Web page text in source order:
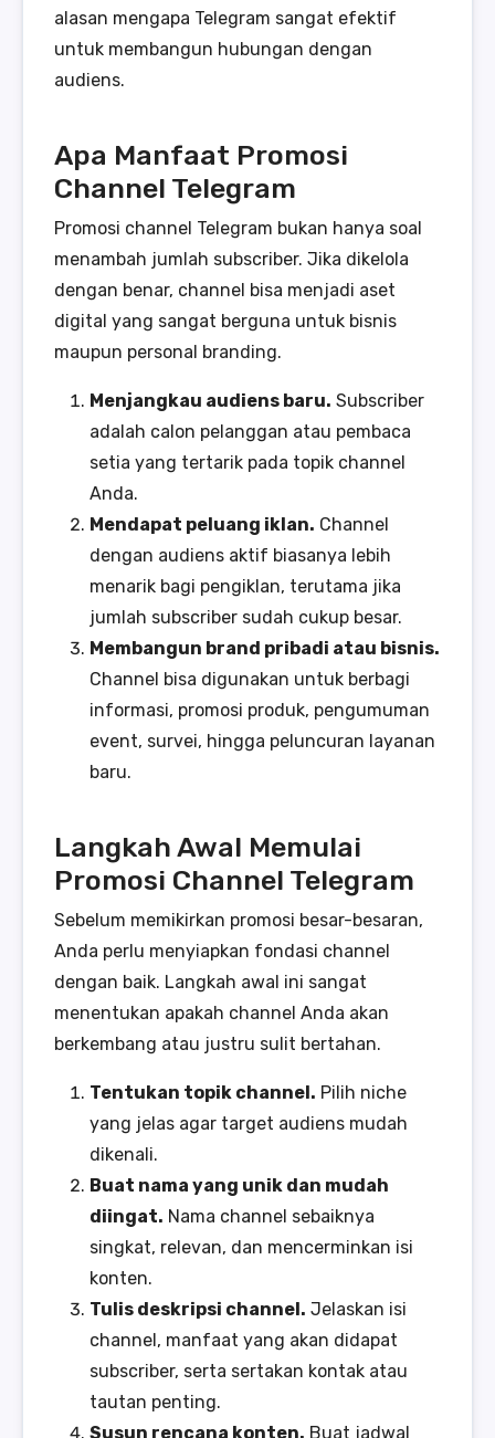
alasan mengapa Telegram sangat efektif
untuk membangun hubungan dengan
audiens.
Apa Manfaat Promosi
Channel Telegram
Promosi channel Telegram bukan hanya soal
menambah jumlah subscriber. Jika dikelola
dengan benar, channel bisa menjadi aset
digital yang sangat berguna untuk bisnis
maupun personal branding.
Menjangkau audiens baru. Subscriber
adalah calon pelanggan atau pembaca
setia yang tertarik pada topik channel
Anda.
Mendapat peluang iklan. Channel
dengan audiens aktif biasanya lebih
menarik bagi pengiklan, terutama jika
jumlah subscriber sudah cukup besar.
Membangun brand pribadi atau bisnis.
Channel bisa digunakan untuk berbagi
informasi, promosi produk, pengumuman
event, survei, hingga peluncuran layanan
baru.
Langkah Awal Memulai
Promosi Channel Telegram
Sebelum memikirkan promosi besar-besaran,
Anda perlu menyiapkan fondasi channel
dengan baik. Langkah awal ini sangat
menentukan apakah channel Anda akan
berkembang atau justru sulit bertahan.
Tentukan topik channel. Pilih niche
yang jelas agar target audiens mudah
dikenali.
Buat nama yang unik dan mudah
diingat. Nama channel sebaiknya
singkat, relevan, dan mencerminkan isi
konten.
Tulis deskripsi channel. Jelaskan isi
channel, manfaat yang akan didapat
subscriber, serta sertakan kontak atau
tautan penting.
Susun rencana konten. Buat jadwal